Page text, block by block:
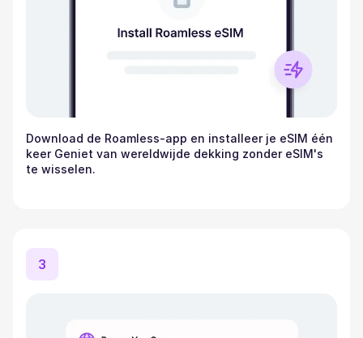
Download de Roamless-app en installeer je eSIM één
keer Geniet van wereldwijde dekking zonder eSIM's
te wisselen.
3